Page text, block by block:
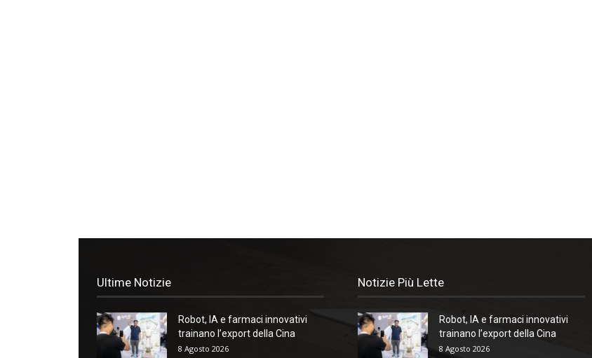
Ultime Notizie
Robot, IA e farmaci innovativi
trainano l’export della Cina
8 Agosto 2026
Notizie Più Lette
Robot, IA e farmaci innovativi
trainano l’export della Cina
8 Agosto 2026